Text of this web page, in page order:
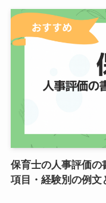
保育士の人事評価の
項目・経験別の例文